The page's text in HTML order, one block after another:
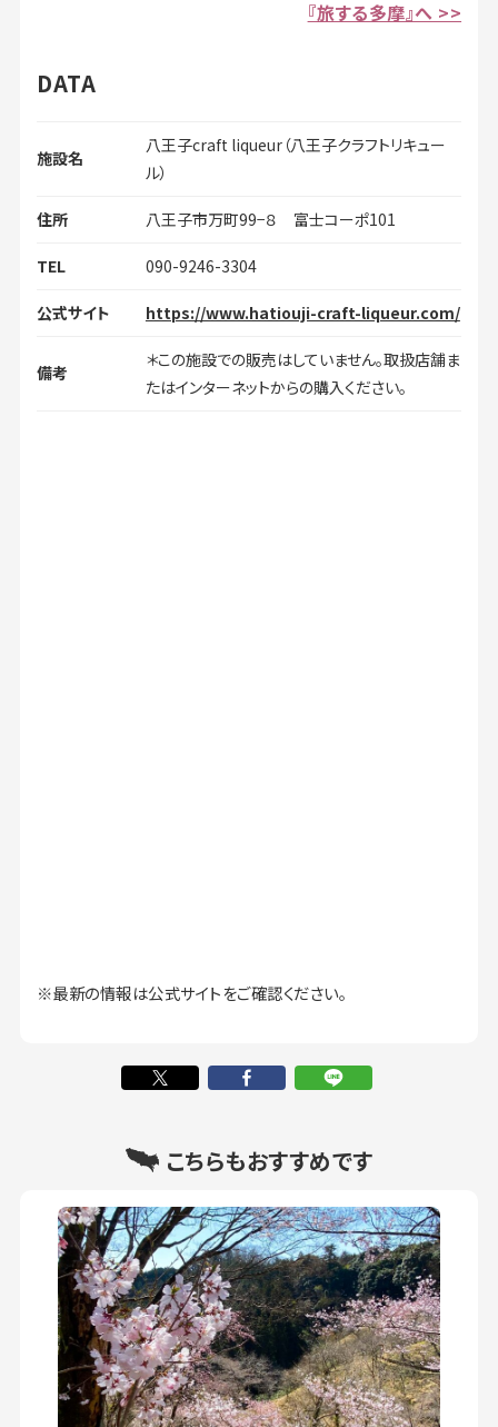
『旅する多摩』へ >>
DATA
施設名
八王子craft liqueur（八王子クラフトリキュー
ル）
住所 八王子市万町99−８ 富士コーポ101
TEL 090-9246-3304
公式サイト https://www.hatiouji-craft-liqueur.com/
備考
＊この施設での販売はしていません。取扱店舗ま
たはインターネットからの購入ください。
※最新の情報は公式サイトをご確認ください。
こちらもおすすめです